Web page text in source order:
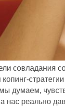
совладания
думаем,
нас реально